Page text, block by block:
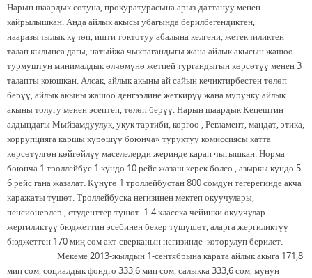
Нарын шаардык сотуна, прокуратурасына арыз-даттануу менен
кайрылышкан. Анда айлык акысы убагында берилбегендиктен,
нааразычылык күчөп, ишти токтотуу абалына келгени, жетекчиликтен
талап кылынса дагы, натыйжа чыкпагандыгы жана айлык акысын жашоо
турмуштун минималдык өлчөмүнө жетпей тургандыгын көрсөтүү менен 3
талапты коюшкан. Алсак, айлык акыны ай сайын кечиктирбестен төлөп
берүү, айлык акыны жашоо денгээлине жеткирүү жана мурунку айлык
акыны толугу менен эсептеп, төлөп берүү. Нарын шаардык Кеңештин
алдындагы Мыйзамдуулук, укук тартиби, коргоо , Регламент, мандат, этика,
коррупцияга каршы күрөшүү боюнча» туруктуу комиссиясы катта
көрсөтүлгөн көйгөйлүү маселелерди жеринде карап чыгышкан. Норма
боюнча 1 троллейбус 1 күндө 10 рейс жазаш керек болсо , азыркы күндө 5-
6 рейс гана жазалат. Күнүгө 1 троллейбустан 800 сомдун тегерегинде акча
каражаты түшөт. Троллейбуска негизинен мектеп окуучулары,
пенсионерлер , студенттер түшөт. 1-4 класска чейинки окуучулар
жергиликтүү бюджеттин эсебинен бекер түшүшөт, аларга жергиликтүү
бюджеттен 170 миң сом акт-сверканын негизинде которулуп берилет.
Мекеме 2013-жылдын 1-сентябрына карата айлык акыга 171,8
миң сом, социалдык фондго 333,6 миң сом, салыкка 333,6 сом, мунун